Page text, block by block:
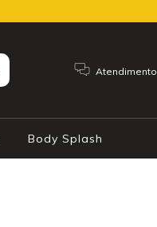
Atendimento
Body Splash